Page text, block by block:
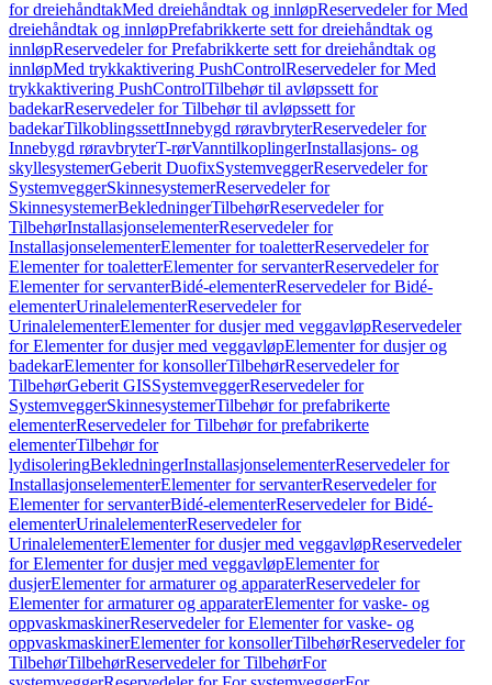
for dreiehåndtakMed dreiehåndtak og innløpReservedeler for Med
dreiehåndtak og innløpPrefabrikkerte sett for dreiehåndtak og
innløpReservedeler for Prefabrikkerte sett for dreiehåndtak og
innløpMed trykkaktivering PushControlReservedeler for Med
trykkaktivering PushControlTilbehør til avløpssett for
badekarReservedeler for Tilbehør til avløpssett for
badekarTilkoblingssettInnebygd røravbryterReservedeler for
Innebygd røravbryterT-rørVanntilkoplingerInstallasjons- og
skyllesystemerGeberit DuofixSystemveggerReservedeler for
SystemveggerSkinnesystemerReservedeler for
SkinnesystemerBekledningerTilbehørReservedeler for
TilbehørInstallasjonselementerReservedeler for
InstallasjonselementerElementer for toaletterReservedeler for
Elementer for toaletterElementer for servanterReservedeler for
Elementer for servanterBidé-elementerReservedeler for Bidé-
elementerUrinalelementerReservedeler for
UrinalelementerElementer for dusjer med veggavløpReservedeler
for Elementer for dusjer med veggavløpElementer for dusjer og
badekarElementer for konsollerTilbehørReservedeler for
TilbehørGeberit GISSystemveggerReservedeler for
SystemveggerSkinnesystemerTilbehør for prefabrikerte
elementerReservedeler for Tilbehør for prefabrikerte
elementerTilbehør for
lydisoleringBekledningerInstallasjonselementerReservedeler for
InstallasjonselementerElementer for servanterReservedeler for
Elementer for servanterBidé-elementerReservedeler for Bidé-
elementerUrinalelementerReservedeler for
UrinalelementerElementer for dusjer med veggavløpReservedeler
for Elementer for dusjer med veggavløpElementer for
dusjerElementer for armaturer og apparaterReservedeler for
Elementer for armaturer og apparaterElementer for vaske- og
oppvaskmaskinerReservedeler for Elementer for vaske- og
oppvaskmaskinerElementer for konsollerTilbehørReservedeler for
TilbehørTilbehørReservedeler for TilbehørFor